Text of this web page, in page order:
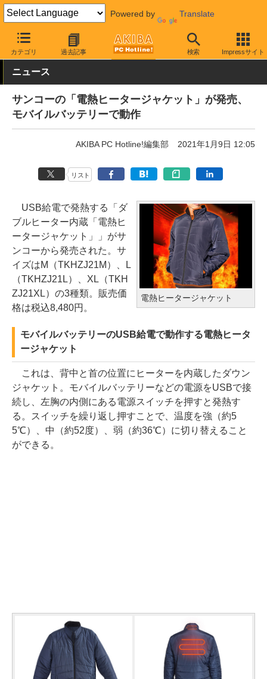
Powered by Translate
カテゴリ 過去記事 検索 Impressサイト
AKIBA PC Hotline! おもしろグッズ・キャラもの おもしろグッズ
ニュース
サンコーの「電熱ヒータージャケット」が発売、
モバイルバッテリーで動作
AKIBA PC Hotline!編集部 2021年1月9日 12:05
リスト
電熱ヒータージャケット
USB給電で発熱する「ダ
ブルヒーター内蔵「電熱ヒ
ータージャケット」」がサ
ンコーから発売された。サ
イズはM（TKHZJ21M）、L
（TKHZJ21L）、XL（TKH
ZJ21XL）の3種類。販売価
格は税込8,480円。
モバイルバッテリーのUSB給電で動作する電熱ヒータ
ージャケット
これは、背中と首の位置にヒーターを内蔵したダウン
ジャケット。モバイルバッテリーなどの電源をUSBで接
続し、左胸の内側にある電源スイッチを押すと発熱す
る。スイッチを繰り返し押すことで、温度を強（約5
5℃）、中（約52度）、弱（約36℃）に切り替えること
ができる。